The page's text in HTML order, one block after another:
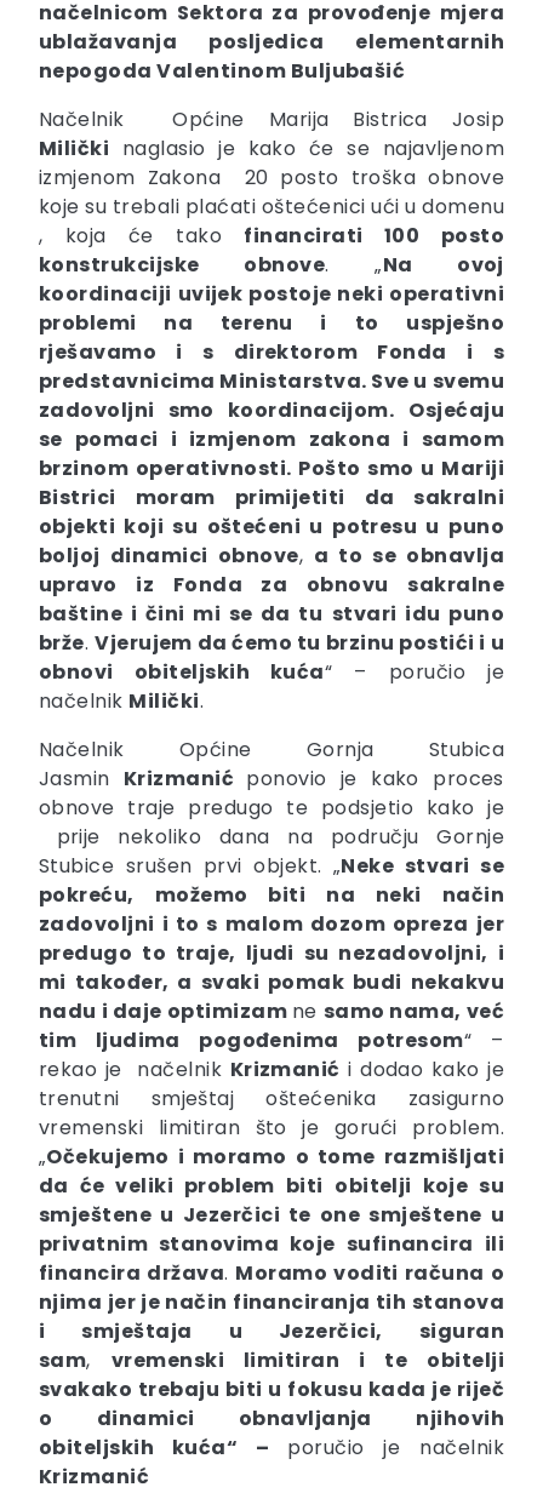
načelnicom Sektora za provođenje mjera
ublažavanja posljedica elementarnih
nepogoda Valentinom Buljubašić
Načelnik Općine Marija Bistrica Josip
Milički naglasio je kako će se najavljenom
izmjenom Zakona 20 posto troška obnove
koje su trebali plaćati oštećenici ući u domenu
, koja će tako financirati 100 posto
konstrukcijske obnove. „Na ovoj
koordinaciji uvijek postoje neki operativni
problemi na terenu i to uspješno
rješavamo i s direktorom Fonda i s
predstavnicima Ministarstva. Sve u svemu
zadovoljni smo koordinacijom. Osjećaju
se pomaci i izmjenom zakona i samom
brzinom operativnosti. Pošto smo u Mariji
Bistrici moram primijetiti da sakralni
objekti koji su oštećeni u potresu u puno
boljoj dinamici obnove, a to se obnavlja
upravo iz Fonda za obnovu sakralne
baštine i čini mi se da tu stvari idu puno
brže.Vjerujem da ćemo tu brzinu postići i u
obnovi obiteljskih kuća“ – poručio je
načelnik Milički.
Načelnik Općine Gornja Stubica
Jasmin Krizmanić ponovio je kako proces
obnove traje predugo te podsjetio kako je
prije nekoliko dana na području Gornje
Stubice srušen prvi objekt. „Neke stvari se
pokreću, možemo biti na neki način
zadovoljni i to s malom dozom opreza jer
predugo to traje, ljudi su nezadovoljni, i
mi također, a svaki pomak budi nekakvu
nadu i daje optimizam ne samo nama, već
tim ljudima pogođenima potresom“ –
rekao je načelnik Krizmanić i dodao kako je
trenutni smještaj oštećenika zasigurno
vremenski limitiran što je gorući problem.
„Očekujemo i moramo o tome razmišljati
da će veliki problem biti obitelji koje su
smještene u Jezerčici te one smještene u
privatnim stanovima koje sufinancira ili
financira država. Moramo voditi računa o
njima jer je način financiranja tih stanova
i smještaja u Jezerčici, siguran
sam, vremenski limitiran i te obitelji
svakako trebaju biti u fokusu kada je riječ
o dinamici obnavljanja njihovih
obiteljskih kuća“ – poručio je načelnik
Krizmanić